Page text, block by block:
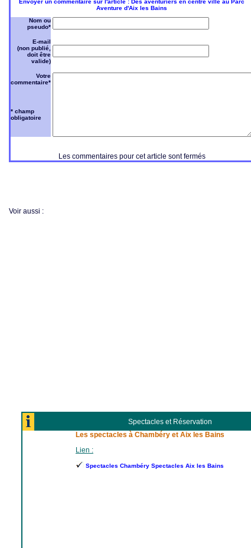
Envoyer un commentaire sur l'article : Des aventuriers en centre ville au Parc
Aventure d'Aix les Bains
Nom ou
pseudo*
E-mail
(non publié,
doit être
valide)
Votre
commentaire*
* champ
obligatoire
Les commentaires pour cet article sont fermés
Voir aussi :
Spectacles et Réservation
Les spectacles à Chambéry et Aix les Bains
Lien :
Spectacles Chambéry Spectacles Aix les Bains